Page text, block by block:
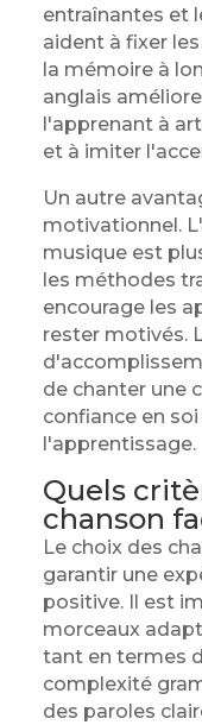
entraînantes et
aident à fixer
la mémoire à
anglais
l'apprenant à
et à imiter
Un autre
motivationnel.
musique est
les méthodes
encourage les
rester motivés.
de chanter une
confiance en
l'apprentissage.
Quels
chanson
Le choix des
garantir une
positive. Il est
morceaux
tant en termes
complexité
des paroles